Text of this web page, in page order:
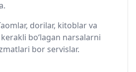
dorilar, kitoblar va
bo‘lagan narsalarni
bor servislar.